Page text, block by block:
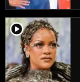
player2